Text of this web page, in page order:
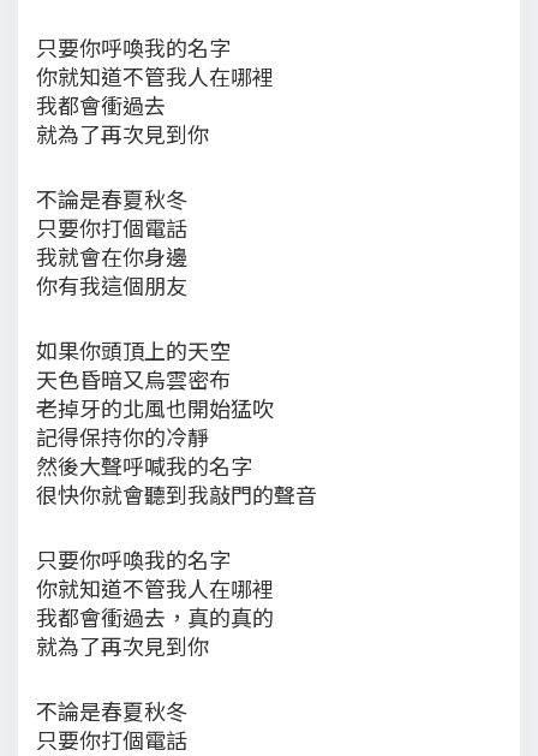
只要你呼喚我的名字
你就知道不管我人在哪裡
我都會衝過去
就為了再次見到你
不論是春夏秋冬
只要你打個電話
我就會在你身邊
你有我這個朋友
如果你頭頂上的天空
天色昏暗又烏雲密布
老掉牙的北風也開始猛吹
記得保持你的冷靜
然後大聲呼喊我的名字
很快你就會聽到我敲門的聲音
只要你呼喚我的名字
你就知道不管我人在哪裡
我都會衝過去，真的真的
就為了再次見到你
不論是春夏秋冬
只要你打個電話